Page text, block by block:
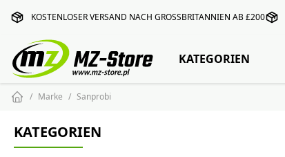
KOSTENLOSER VERSAND NACH GROSSBRITANNIEN AB £200
KATEGORIEN
Marke Sanprobi
KATEGORIEN